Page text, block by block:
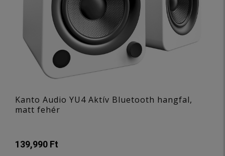
Kanto Audio YU4 Aktív Bluetooth hangfal,
matt fehér
139,990 Ft